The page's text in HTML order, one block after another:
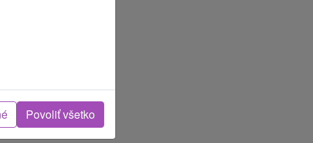
Povoliť všetko